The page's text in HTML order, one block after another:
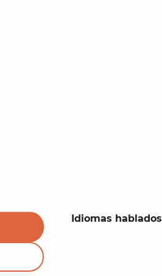
Idiomas hablados
Idiomas hablados